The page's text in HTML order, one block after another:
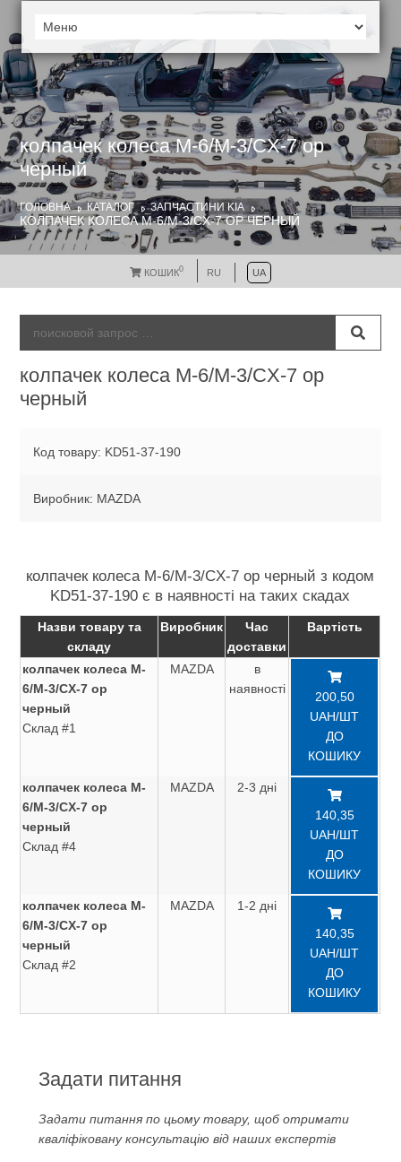
колпачек колеса M-6/M-3/CX-7 ор
черный
ГОЛОВНА КАТАЛОГ ЗАПЧАСТИНИ KIA
КОЛПАЧЕК КОЛЕСА M-6/M-3/CX-7 ОР ЧЕРНЫЙ
КОШИК0 RU UA
колпачек колеса M-6/M-3/CX-7 ор
черный
Код товару: KD51-37-190
Виробник: MAZDA
колпачек колеса M-6/M-3/CX-7 ор черный з кодом
KD51-37-190 є в наявності на таких скадах
Назви товару та
складу
Виробник
Час
доставки
Вартість
колпачек колеса M-
6/M-3/CX-7 ор
черный
Склад #1
MAZDA
в
наявності
200,50
UAH/ШТ
ДО
КОШИКУ
колпачек колеса M-
6/M-3/CX-7 ор
черный
Склад #4
MAZDA
2-3 дні
140,35
UAH/ШТ
ДО
КОШИКУ
колпачек колеса M-
6/M-3/CX-7 ор
черный
Склад #2
MAZDA
1-2 дні
140,35
UAH/ШТ
ДО
КОШИКУ
Задати питання
Задати питання по цьому товару, щоб отримати
кваліфіковану консультацію від наших експертів